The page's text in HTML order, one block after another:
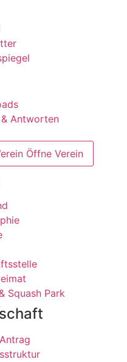
& Antworten
Öffne Verein
Squash Park